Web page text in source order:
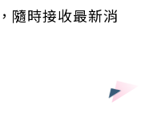
，隨時接收最新消